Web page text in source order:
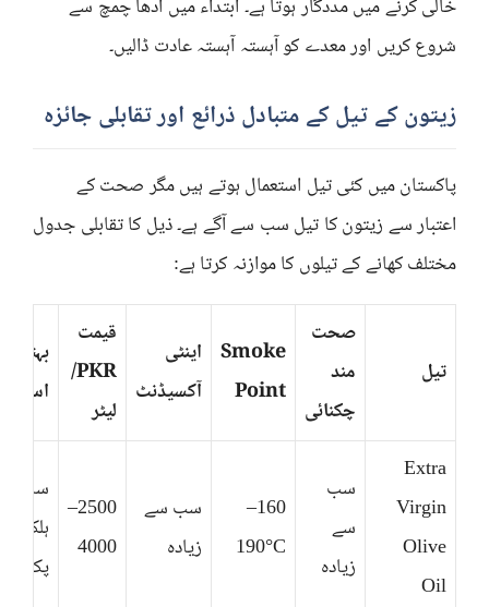
خالی کرنے میں مددگار ہوتا ہے۔ ابتداء میں آدھا چمچ سے
شروع کریں اور معدے کو آہستہ آہستہ عادت ڈالیں۔
زیتون کے تیل کے متبادل ذرائع اور تقابلی جائزہ
پاکستان میں کئی تیل استعمال ہوتے ہیں مگر صحت کے
اعتبار سے زیتون کا تیل سب سے آگے ہے۔ ذیل کا تقابلی جدول
مختلف کھانے کے تیلوں کا موازنہ کرتا ہے:
تیل
صحت
مند
چکنائی
Smoke
Point
اینٹی
آکسیڈنٹ
قیمت
PKR/
لیٹر
بہترین
Extra
Virgin
Olive
Oil
سب
سے
زیادہ
160–
190°C
سب سے
زیادہ
2500–
4000
سلاد،
ہلکا
پکانا